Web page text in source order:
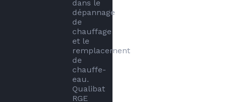
dans le
dépannage
de
chauffage
et le
remplacement
de
chauffe-
eau.
Qualibat
RGE